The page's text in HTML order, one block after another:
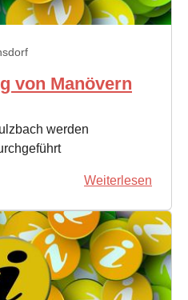
von Manövern
werden
Weiterlesen